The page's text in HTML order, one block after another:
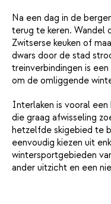
Na een dag in de
terug te keren. Wandel
Zwitserse keuken of
dwars door de stad
treinverbindingen is
om de omliggende
Interlaken is vooral
die graag afwisseling
hetzelfde skigebied te
eenvoudig kiezen uit
wintersportgebieden
ander uitzicht en een